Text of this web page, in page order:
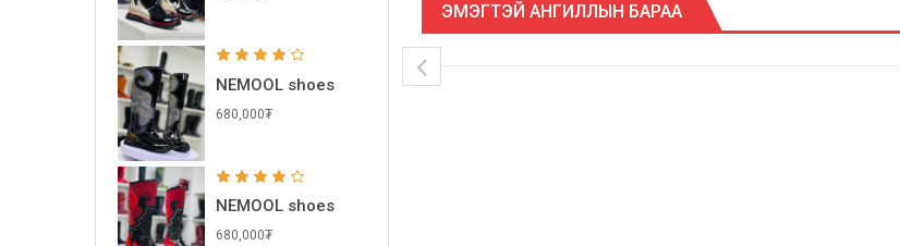
NEMOOL shoes
680,000₮
NEMOOL shoes
680,000₮
ЭМЭГТЭЙ АНГИЛЛЫН БАРАА